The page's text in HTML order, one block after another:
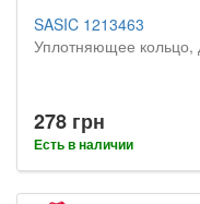
SASIC 1213463
Уплотняющее
278 грн
Есть в наличии